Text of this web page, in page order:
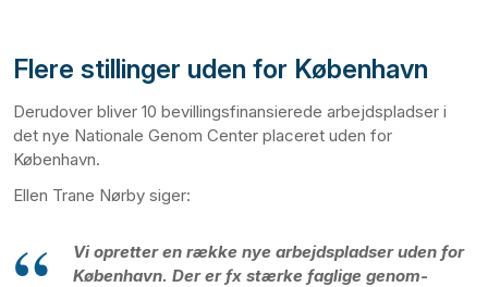
Flere stillinger uden for København
Derudover bliver 10 bevillingsfinansierede arbejdspladser i
det nye Nationale Genom Center placeret uden for
København.
Ellen Trane Nørby siger:
Vi opretter en række nye arbejdspladser uden for
København. Der er fx stærke faglige genom-